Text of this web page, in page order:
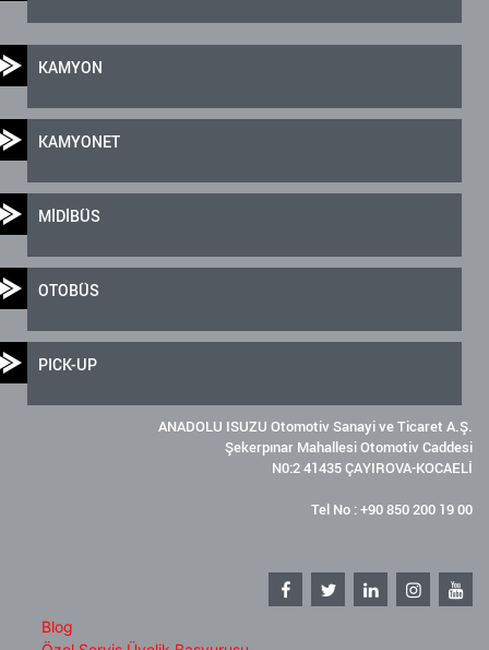
KAMYON
KAMYONET
MİDİBÜS
OTOBÜS
PICK-UP
ANADOLU ISUZU Otomotiv Sanayi ve Ticaret A.Ş.
Şekerpınar Mahallesi Otomotiv Caddesi
N0:2 41435 ÇAYIROVA-KOCAELİ
Tel No : +90 850 200 19 00
Blog